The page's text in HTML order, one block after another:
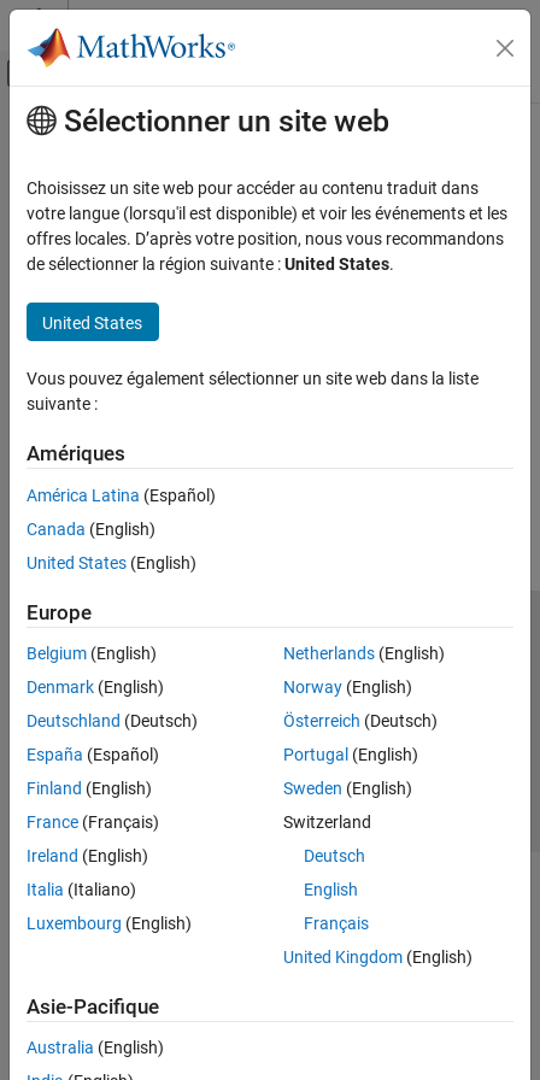
Passer au contenu
Activer/désactiver l'affichage du menu
Accueil de la documentation
Développement FPGA, ASIC et SoC
Contenu principal
How useful was this information?
Sélectionner un site web
Choisissez un site web pour accéder au contenu traduit dans
votre langue (lorsqu'il est disponible) et voir les événements et les
offres locales. D’après votre position, nous vous recommandons
de sélectionner la région suivante :United States.
United States
Vous pouvez également sélectionner un site web dans la liste
suivante :
Amériques
América Latina (Español)
Canada (English)
United States (English)
Europe
Belgium (English)
Denmark (English)
Deutschland (Deutsch)
España (Español)
Finland (English)
France (Français)
Ireland (English)
Italia (Italiano)
Luxembourg (English)
Netherlands(English)
Norway(English)
Österreich (Deutsch)
Portugal (English)
Sweden (English)
Switzerland
Deutsch
English
Français
United Kingdom(English)
Asie-Pacifique
Australia (English)
Lutte anti-piratage
Contacts locaux
© 1994-2026 The MathWorks, Inc.